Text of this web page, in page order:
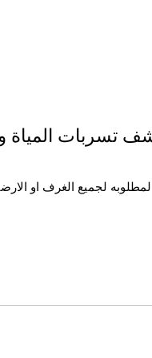
شركات مكافحة الحمام و تنظيف
لجميع الغرف او